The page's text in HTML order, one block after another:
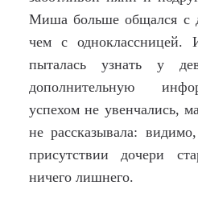
Миша больше общался с
чем с одноклассницей.
пыталась узнать у
дополнительную
успехом не увенчались,
не рассказывала:
присутствии дочери
ничего лишнего.